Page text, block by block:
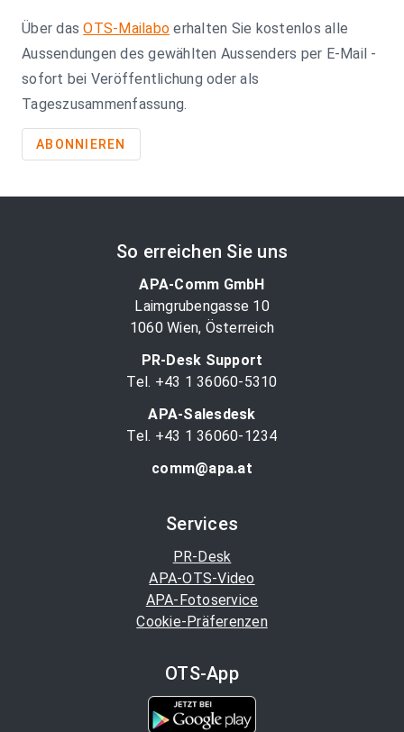
Über dasOTS-Mailabo erhalten Sie kostenlos alle
Aussendungen des gewählten Aussenders per E-Mail -
sofort bei Veröffentlichung oder als
Tageszusammenfassung.
ABONNIEREN
So erreichen Sie uns
APA-Comm GmbH
Laimgrubengasse 10
1060 Wien, Österreich
PR-Desk Support
Tel. +43 1 36060-5310
APA-Salesdesk
Tel. +43 1 36060-1234
comm@apa.at
Services
PR-Desk
APA-OTS-Video
APA-Fotoservice
Cookie-Präferenzen
OTS-App